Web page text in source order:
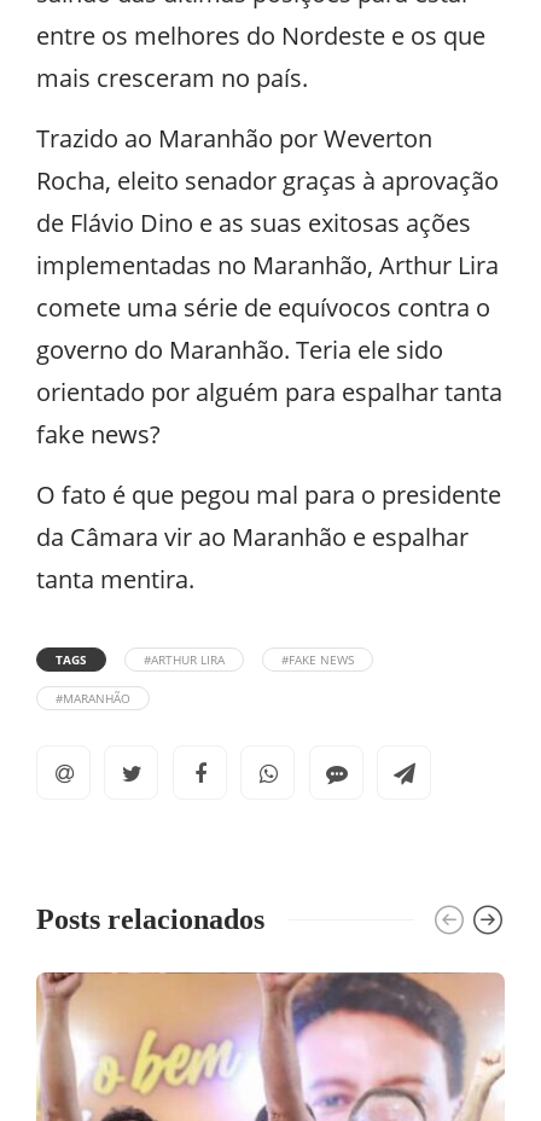
entre os melhores do Nordeste e os que
mais cresceram no país.
Trazido ao Maranhão por Weverton
Rocha, eleito senador graças à aprovação
de Flávio Dino e as suas exitosas ações
implementadas no Maranhão, Arthur Lira
comete uma série de equívocos contra o
governo do Maranhão. Teria ele sido
orientado por alguém para espalhar tanta
fake news?
O fato é que pegou mal para o presidente
da Câmara vir ao Maranhão e espalhar
tanta mentira.
TAGS #ARTHUR LIRA #FAKE NEWS
#MARANHÃO
Posts relacionados